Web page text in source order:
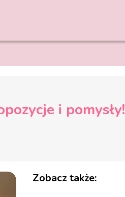
i pomysły!
Zobacz także: